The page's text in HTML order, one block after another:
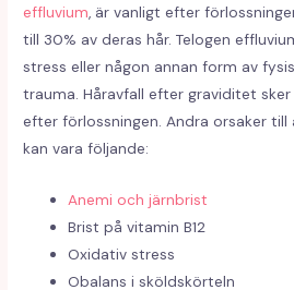
effluvium, är vanligt efter
till 30% av deras hår. Telogen
stress eller någon annan form av
trauma. Håravfall efter graviditet
efter förlossningen. Andra orsaker
kan vara följande:
Anemi och järnbrist
Brist på vitamin B12
Oxidativ stress
Obalans i sköldskörteln